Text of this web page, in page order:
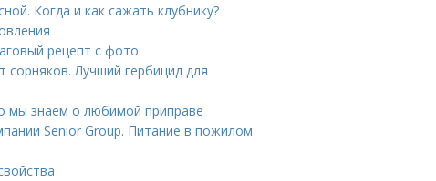
Когда и как сажать клубнику?
рецепт с фото
Лучший гербицид для
мы знаем о любимой приправе
Senior Group. Питание в пожилом